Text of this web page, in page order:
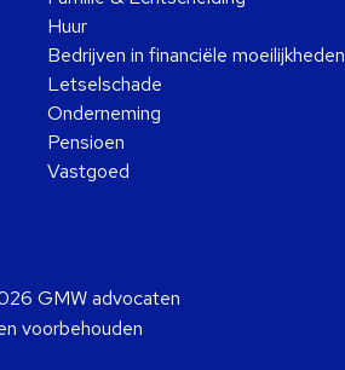
Huur
Bedrijven in financiële moeilijkheden
Letselschade
Onderneming
Pensioen
Vastgoed
GMW advocaten
voorbehouden